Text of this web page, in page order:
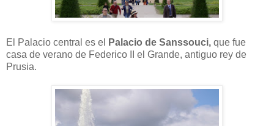
El Palacio central es el Palacio de Sanssouci, que fue
casa de verano de Federico II el Grande, antiguo rey de
Prusia.